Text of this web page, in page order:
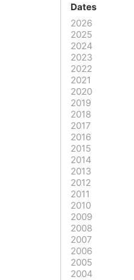
Dates
2026
2025
2024
2023
2022
2021
2020
2019
2018
2017
2016
2015
2014
2013
2012
2011
2010
2009
2008
2007
2006
2005
2004